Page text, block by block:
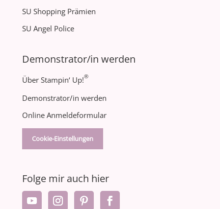
SU Shopping Prämien
SU Angel Police
Demonstrator/in werden
Über Stampin‘ Up!®
Demonstrator/in werden
Online Anmeldeformular
Cookie-Einstellungen
Folge mir auch hier